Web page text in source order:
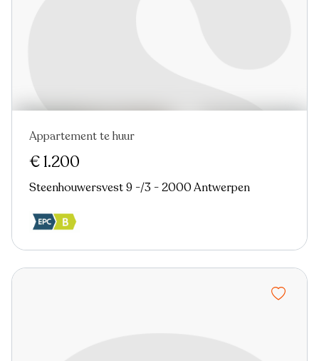
Nieuw
Appartement te huur
€ 1.200
Steenhouwersvest 9 -/3 - 2000 Antwerpen